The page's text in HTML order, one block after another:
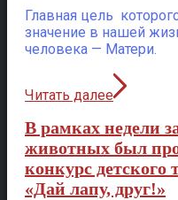
Главная цель
значение в нашей
человека — Матери.
Читать далее
В рамках недели
животных был
конкурс детского
«Дай лапу, друг!»